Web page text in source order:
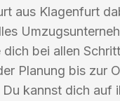
aus Klagenfurt
bei allen
Planung bis zur
kannst dich auf